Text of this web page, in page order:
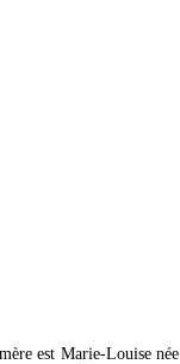
est Marie-Louise née